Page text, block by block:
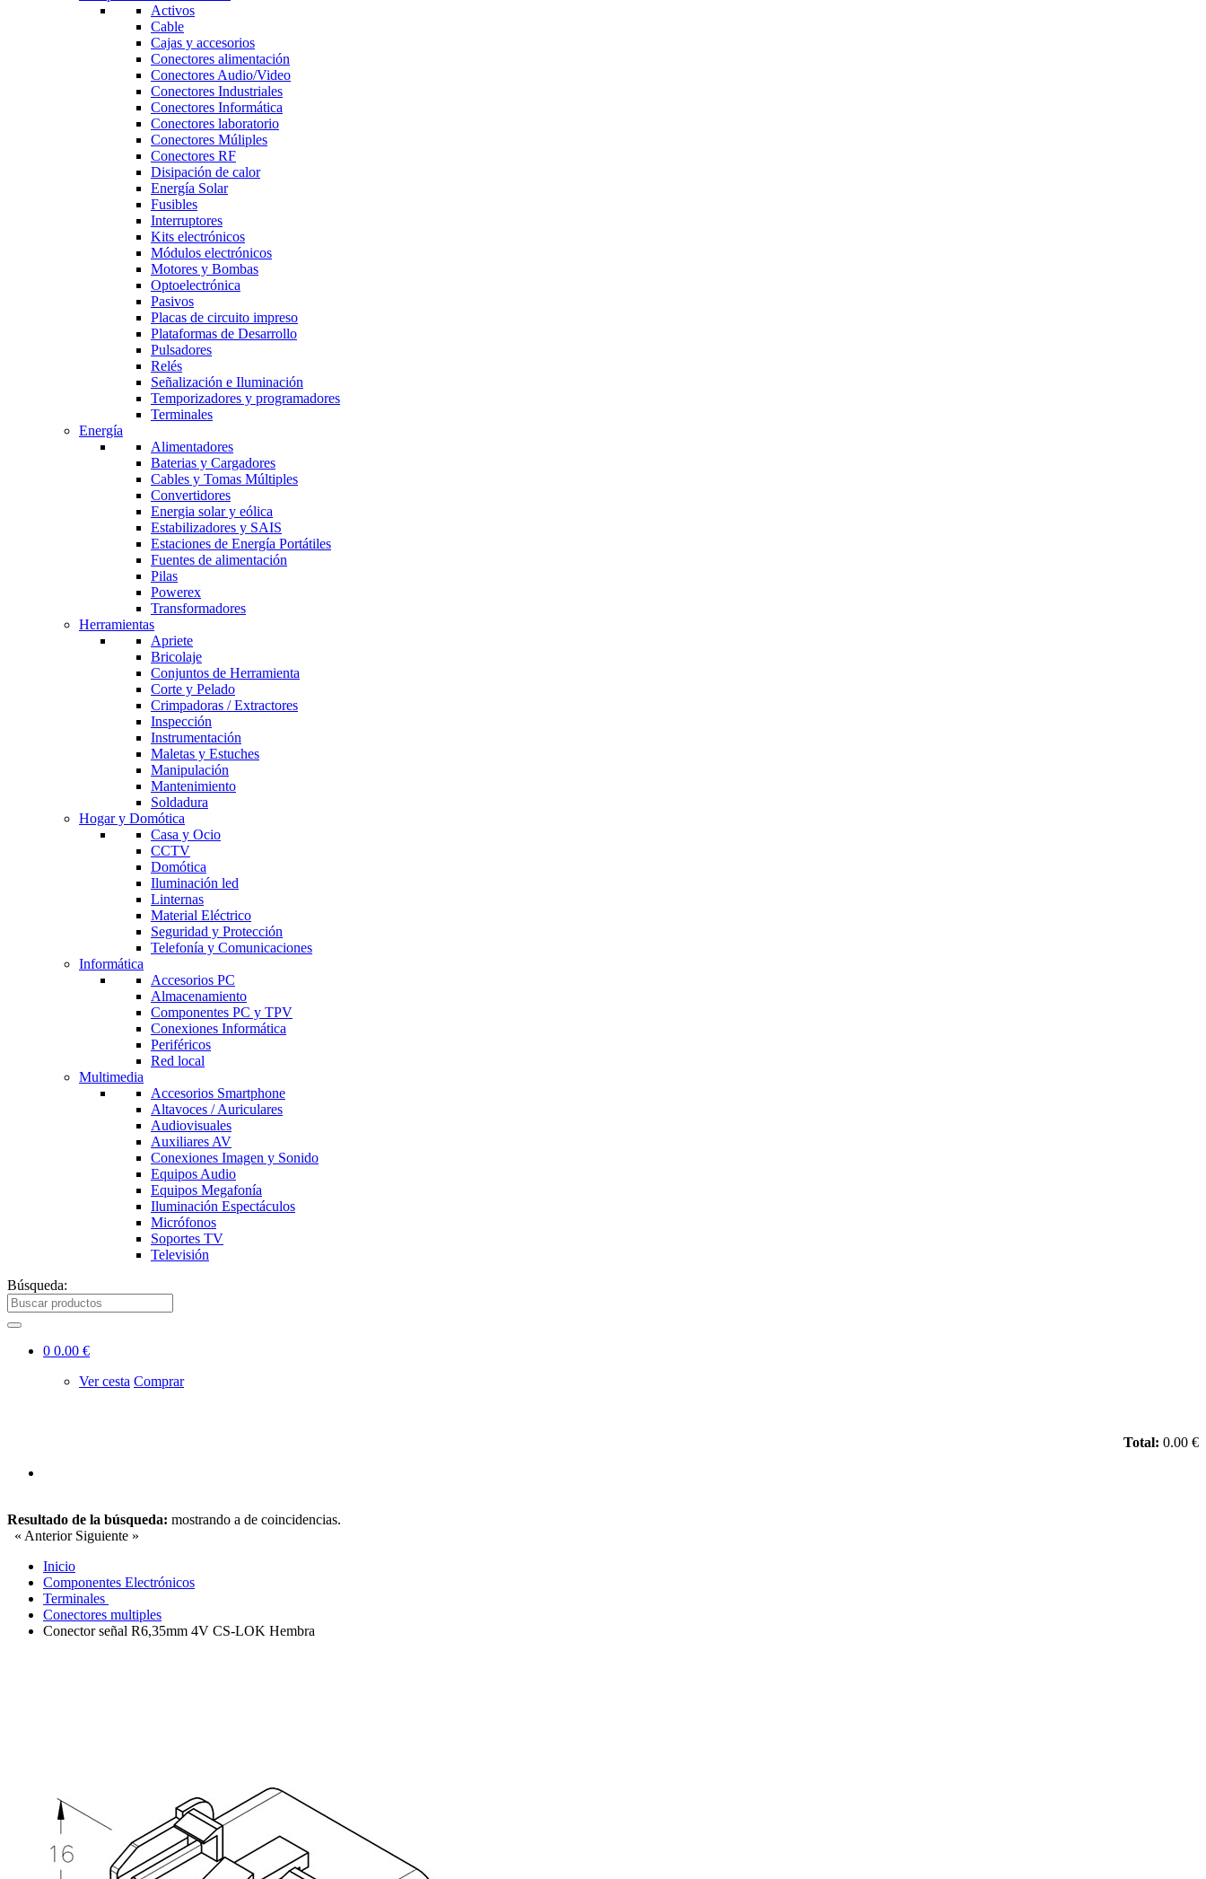
Activos
Cable
Cajas y accesorios
Conectores alimentación
Conectores Audio/Video
Conectores Industriales
Conectores Informática
Conectores laboratorio
Conectores Múliples
Conectores RF
Disipación de calor
Energía Solar
Fusibles
Interruptores
Kits electrónicos
Módulos electrónicos
Motores y Bombas
Optoelectrónica
Pasivos
Placas de circuito impreso
Plataformas de Desarrollo
Pulsadores
Relés
Señalización e Iluminación
Temporizadores y programadores
Terminales
Energía
Alimentadores
Baterias y Cargadores
Cables y Tomas Múltiples
Convertidores
Energia solar y eólica
Estabilizadores y SAIS
Estaciones de Energía Portátiles
Fuentes de alimentación
Pilas
Powerex
Transformadores
Herramientas
Apriete
Bricolaje
Conjuntos de Herramienta
Corte y Pelado
Crimpadoras / Extractores
Inspección
Instrumentación
Maletas y Estuches
Manipulación
Mantenimiento
Soldadura
Hogar y Domótica
Casa y Ocio
CCTV
Domótica
Iluminación led
Linternas
Material Eléctrico
Seguridad y Protección
Telefonía y Comunicaciones
Informática
Accesorios PC
Almacenamiento
Componentes PC y TPV
Conexiones Informática
Periféricos
Red local
Multimedia
Accesorios Smartphone
Altavoces / Auriculares
Audiovisuales
Auxiliares AV
Conexiones Imagen y Sonido
Equipos Audio
Equipos Megafonía
Iluminación Espectáculos
Micrófonos
Soportes TV
Televisión
Búsqueda:
0 0.00 €
Ver cesta Comprar
Total: 0.00 €
Resultado de la búsqueda: mostrando a de coincidencias.
« Anterior Siguiente »
Inicio
Componentes Electrónicos
Terminales
Conectores multiples
Conector señal R6,35mm 4V CS-LOK Hembra